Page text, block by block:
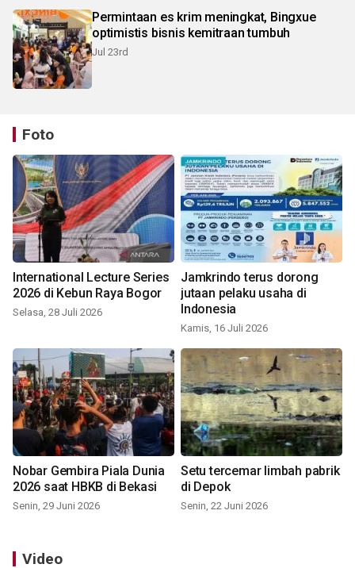
Permintaan es krim meningkat, Bingxue
optimistis bisnis kemitraan tumbuh
Jul 23rd
Foto
International Lecture Series
2026 di Kebun Raya Bogor
Selasa, 28 Juli 2026
Jamkrindo terus dorong
jutaan pelaku usaha di
Indonesia
Kamis, 16 Juli 2026
Nobar Gembira Piala Dunia
2026 saat HBKB di Bekasi
Senin, 29 Juni 2026
Setu tercemar limbah pabrik
di Depok
Senin, 22 Juni 2026
Video